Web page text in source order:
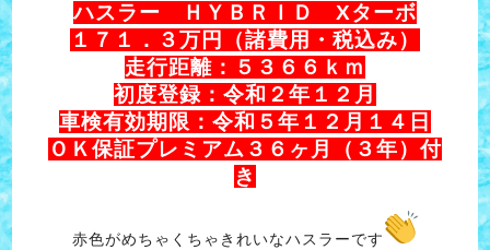
ハスラー ＨＹＢＲＩＤ Xターボ
１７１．３万円（諸費用・税込み）
走行距離：５３６６ｋｍ
初度登録：令和２年１２月
車検有効期限：令和５年１２月１４日
ＯＫ保証プレミアム３６ヶ月（３年）付
き
赤色がめちゃくちゃきれいなハスラーです